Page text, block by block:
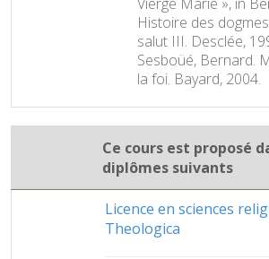
Histoire des
salut III. Desclée,
Sesboüé, Bernard.
la foi. Bayard, 2004.
Ce cours est proposé
diplômes suivants
Licence en sciences
Theologica